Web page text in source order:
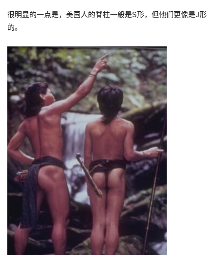
很明显的一点是，美国人的脊柱一般是S形，但他们更像是J形
的。